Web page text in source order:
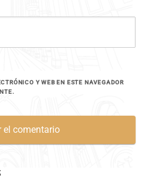
Y WEB EN ESTE NAVEGADOR